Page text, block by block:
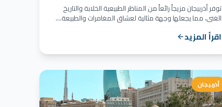
توفر أذربيجان مزيجاً رائعاً من المناظر الطبيعية الخلابة والتاريخ
الغني، مما يجعلها وجهة مثالية لعشاق المغامرات والطبيعة....
اقرأ المزيد
أذربيجان